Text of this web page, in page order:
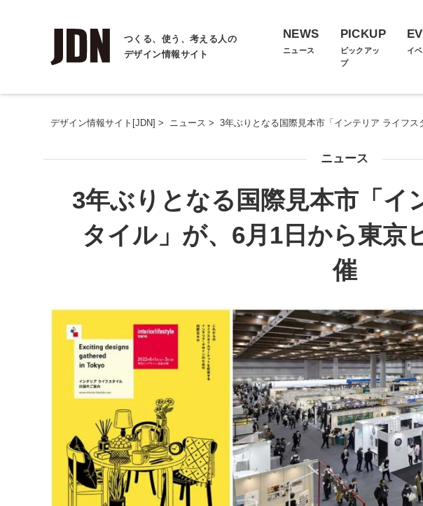
つくる、使う、考える人の
デザイン情報サイト
NEWS
ニュース
PICKUP
ピックアッ
プ
イ
デザイン情報サイト[JDN] > ニュース > 3年ぶりとなる国際見本市「インテリア ライフ
ニュース
3年ぶりとなる国際見本市「イ
タイル」が、6月1日から東京
催